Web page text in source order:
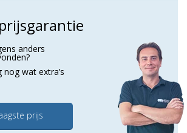
anders
wat extra’s
prijs